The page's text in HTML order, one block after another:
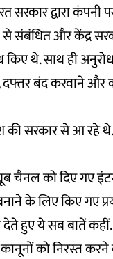
सरकार द्वारा कंपनी
से संबंधित और केंद्र
थे. साथ ही
दफ्तर बंद करवाने और
सरकार से आ रहे थे.
को दिए गए
के लिए किए गए
देते हुए ये सब बातें
कानूनों को निरस्त